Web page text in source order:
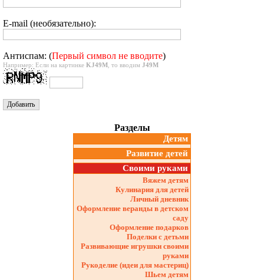
E-mail (необязательно):
Антиспам: (Первый символ не вводите)
Например: Если на картинке KJ49M, то вводим J49M
Разделы
Детям
Развитие детей
Своими руками
Вяжем детям
Кулинария для детей
Личный дневник
Оформление веранды в детском
саду
Оформление подарков
Поделки с детьми
Развивающие игрушки своими
руками
Рукоделие (идеи для мастериц)
Шьем детям